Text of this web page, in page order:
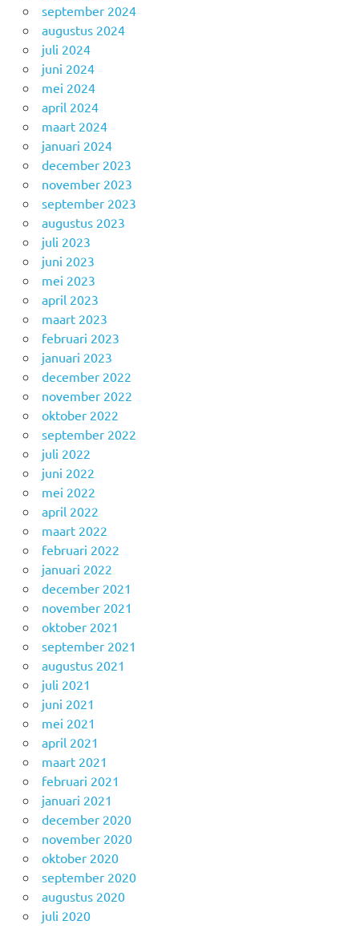
september 2024
augustus 2024
juli 2024
juni 2024
mei 2024
april 2024
maart 2024
januari 2024
december 2023
november 2023
september 2023
augustus 2023
juli 2023
juni 2023
mei 2023
april 2023
maart 2023
februari 2023
januari 2023
december 2022
november 2022
oktober 2022
september 2022
juli 2022
juni 2022
mei 2022
april 2022
maart 2022
februari 2022
januari 2022
december 2021
november 2021
oktober 2021
september 2021
augustus 2021
juli 2021
juni 2021
mei 2021
april 2021
maart 2021
februari 2021
januari 2021
december 2020
november 2020
oktober 2020
september 2020
augustus 2020
juli 2020